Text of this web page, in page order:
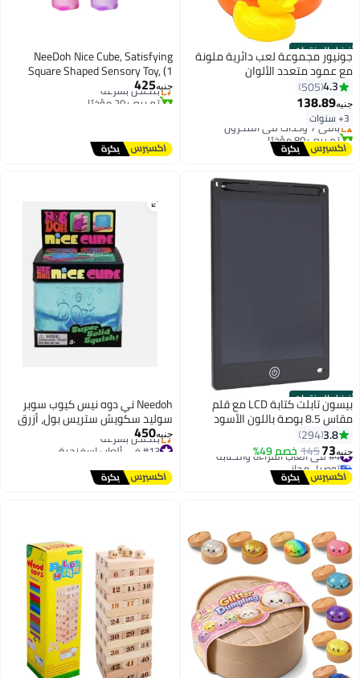
المنتجات
جونيور مجموعة لعب دائرية ملونة
مع عمود متعدد الألوان
4.3
505
جنيه138.89
توصيل مجاني
باقي 7 وحدات في المخزون
تم بيع +80 مؤخرًا
NeeDoh Nice Cube, Satisfying
Square Shaped Sensory Toy, (1
Piece, Color May Vary), Children
Ages 3+
جنيه425
#4 في ألعاب اسفنجية
توصيل مجاني
بتخلّص بسرعة
تم بيع +20 مؤخرًا
#4 في ألعاب اسفنجية
المنتجات بيسون تابلت كتابة LCD مع قلم
مقاس 8.5 بوصة باللون الأسود
للأطفال متين وقوي 8.5بوصة
3.8
294
جنيه73
145خصم 49% #4 في ألعاب القراءة والكتابة
توصيل مجاني
#4 في ألعاب القراءة والكتابة
Needoh ني دوه نيس كيوب سوبر
سوليد سكويش ستريس بول، أزرق
جنيه450
#13 في ألعاب اسفنجية
بتخلّص بسرعة
#13 في ألعاب اسفنجية